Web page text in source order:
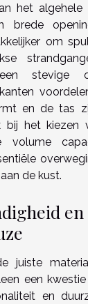
het algehele
brede
om
stevige
en de tas
bij het kiezen
volume
de kust.
en
juiste
een
en